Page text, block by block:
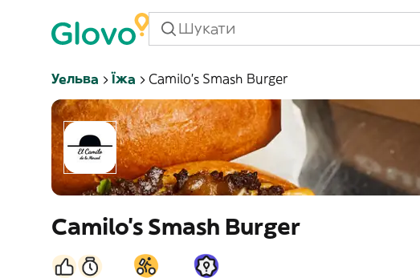
Уельва Їжа Camilo's Smash Burger
Camilo's Smash Burger